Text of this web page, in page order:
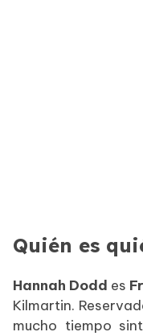
Quién es
Hannah Dodd es
Kilmartin.
mucho tiempo